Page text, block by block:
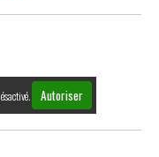
Autoriser